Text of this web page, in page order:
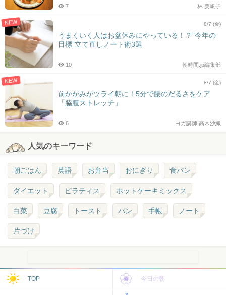
林 美帆子
7
NEW 8/7 (金)
うまくいく人はお盆休みにやっている！？”今年の
目標”立て直しノート術3選
朝時間.jp編集部
10
NEW 8/7 (金)
前かがみがツライ朝に！5分で腰のだるさをケア
「脇腹ストレッチ」
ヨガ講師 高木沙織
6
人気のキーワード
朝ごはん 英語 お弁当 おにぎり 食パン
ダイエット ピラティス ホットケーキミックス
白菜 豆腐 トースト パン 手帳 ノート
片づけ
TOP 今日の朝